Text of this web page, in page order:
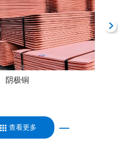
阴极铜
查看更多